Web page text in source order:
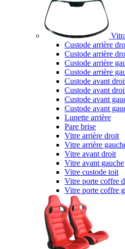
Custode arrière
Custode arrière
Custode arrière
Custode arrière
Custode avant
Custode avant
Custode avant
Custode avant
Lunette arrière
Pare brise
Vitre arrière droit
Vitre arrière
Vitre avant droit
Vitre avant gauche
Vitre custode toit
Vitre porte coffre
Vitre porte coffre